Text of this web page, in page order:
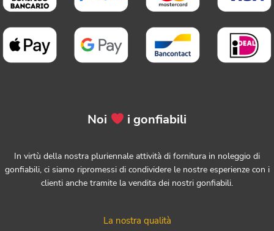
Noi i gonfiabili
In virtù della nostra pluriennale attività di fornitura in noleggio di
gonfiabili, ci siamo ripromessi di condividere le nostre esperienze con i
clienti anche tramite la vendita dei nostri gonfiabili.
La nostra qualità